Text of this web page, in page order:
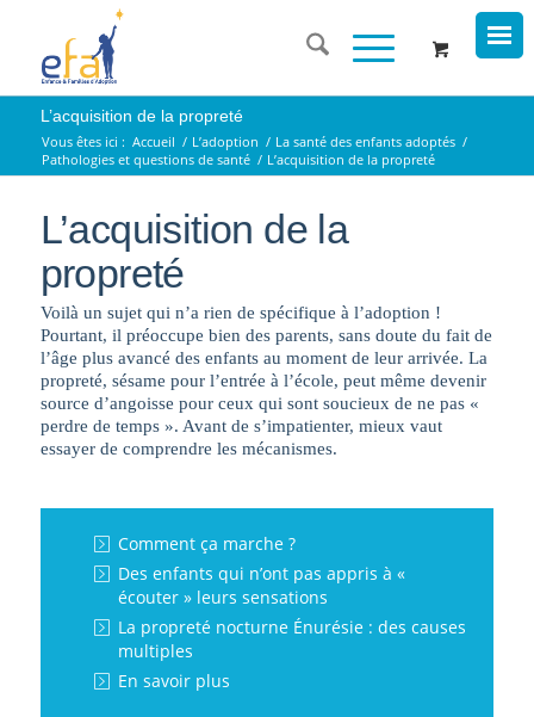
L’acquisition de la propreté
Vous êtes ici : Accueil / L’adoption / La santé des enfants adoptés /
Pathologies et questions de santé / L’acquisition de la propreté
L’acquisition de la
propreté
Voilà un sujet qui n’a rien de spécifique à l’adoption !
Pourtant, il préoccupe bien des parents, sans doute du fait de
l’âge plus avancé des enfants au moment de leur arrivée. La
propreté, sésame pour l’entrée à l’école, peut même devenir
source d’angoisse pour ceux qui sont soucieux de ne pas «
perdre de temps ». Avant de s’impatienter, mieux vaut
essayer de comprendre les mécanismes.
Comment ça marche ?
Des enfants qui n’ont pas appris à «
écouter » leurs sensations
La propreté nocturne Énurésie : des causes
multiples
En savoir plus